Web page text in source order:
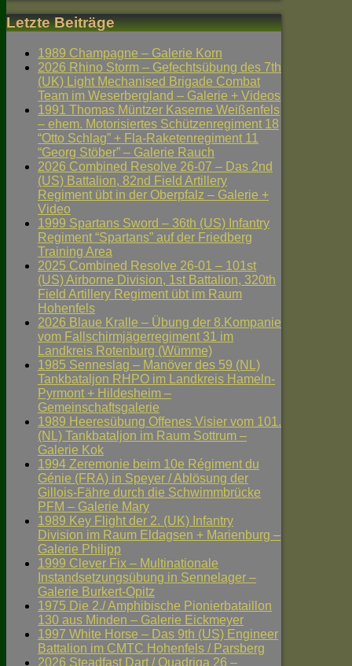
Letzte Beiträge
1989 Champagne – Galerie Korn
2026 Rhino Storm – Gefechtsübung des 7th
(UK) Light Mechanised Brigade Combat
Team im Weserbergland – Galerie + Videos
1991 Thomas Müntzer Kaserne Weißenfels
– ehem. Motorisiertes Schützenregiment 18
“Otto Schlag” + Fla-Raketenregiment 11
“Georg Stöber” – Galerie Rauch
2026 Combined Resolve 26-07 – Das 2nd
(US) Battalion, 82nd Field Artillery
Regiment übt in der Oberpfalz – Galerie +
Video
1999 Spartans Sword – 36th (US) Infantry
Regiment “Spartans” auf der Friedberg
Training Area
2025 Combined Resolve 26-01 – 101st
(US) Airborne Division, 1st Battalion, 320th
Field Artillery Regiment übt im Raum
Hohenfels
2026 Blaue Kralle – Übung der 8.Kompanie
vom Fallschirmjägerregiment 31 im
Landkreis Rotenburg (Wümme)
1985 Senneslag – Manöver des 59 (NL)
Tankbataljon RHPO im Landkreis Hameln-
Pyrmont + Hildesheim –
Gemeinschaftsgalerie
1989 Heeresübung Offenes Visier vom 101.
(NL) Tankbataljon im Raum Sottrum –
Galerie Kok
1994 Zeremonie beim 10e Régiment du
Génie (FRA) in Speyer / Ablösung der
Gillois-Fähre durch die Schwimmbrücke
PFM – Galerie Mary
1989 Key Flight der 2. (UK) Infantry
Division im Raum Eldagsen + Marienburg –
Galerie Philipp
1999 Clever Fix – Multinationale
Instandsetzungsübung in Sennelager –
Galerie Burkert-Opitz
1975 Die 2./ Amphibische Pionierbataillon
130 aus Minden – Galerie Eickmeyer
1997 White Horse – Das 9th (US) Engineer
Battalion im CMTC Hohenfels / Parsberg
2026 Steadfast Dart / Quadriga 26 –